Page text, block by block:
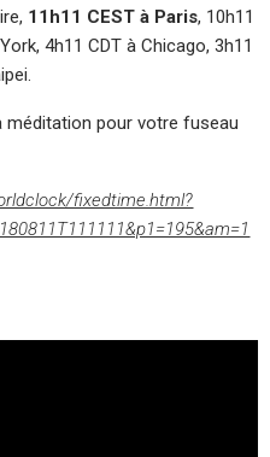
11h11 CEST à Paris, 10h11
4h11 CDT à Chicago, 3h11
méditation pour votre fuseau
fixedtime.html?